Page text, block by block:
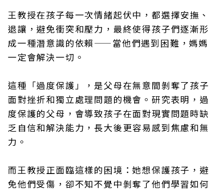
王教授在孩子每一次情緒起伏中，都選擇安撫、
退讓，避免衝突和壓力，最終使得孩子們逐漸形
成一種潛意識的依賴——當他們遇到困難，媽媽
一定會解決一切。
這種「過度保護」，是父母在無意間剝奪了孩子
面對挫折和獨立處理問題的機會。研究表明，過
度保護的父母，會導致孩子在面對現實問題時缺
乏自信和解決能力，長大後更容易感到焦慮和無
力​。
而王教授正面臨這樣的困境：她想保護孩子，避
免他們受傷，卻不知不覺中剝奪了他們學習如何